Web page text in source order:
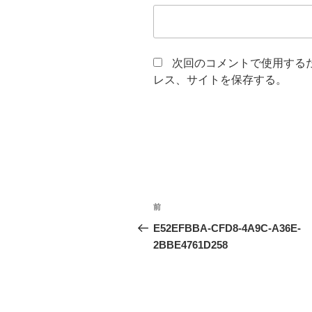
次回のコメントで使用する
レス、サイトを保存する。
投
稿
ナ
前
の
投
前
E52EFBBA-CFD8-4A9C-A36E-
2BBE4761D258